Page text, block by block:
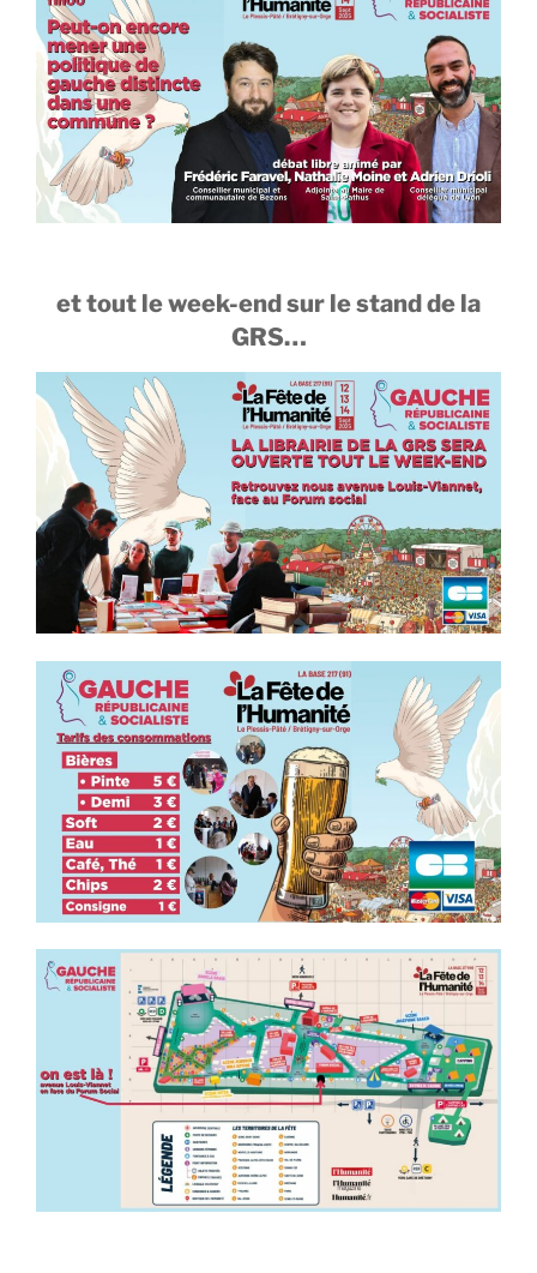
et tout le week-end sur le stand de la
GRS…